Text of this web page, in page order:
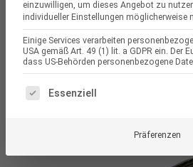
PV Zubehör für Solaranlagen
einzuwilligen, um dieses Angebot zu
individueller Einstellungen möglicherweise
Einige Services verarbeiten
USA gemäß Art. 49 (1) lit. a GDPR ein. Der
dass US-Behörden personenbezogene
ES FOLGT EINE LISTE DER
Essenziell
Präferenzen